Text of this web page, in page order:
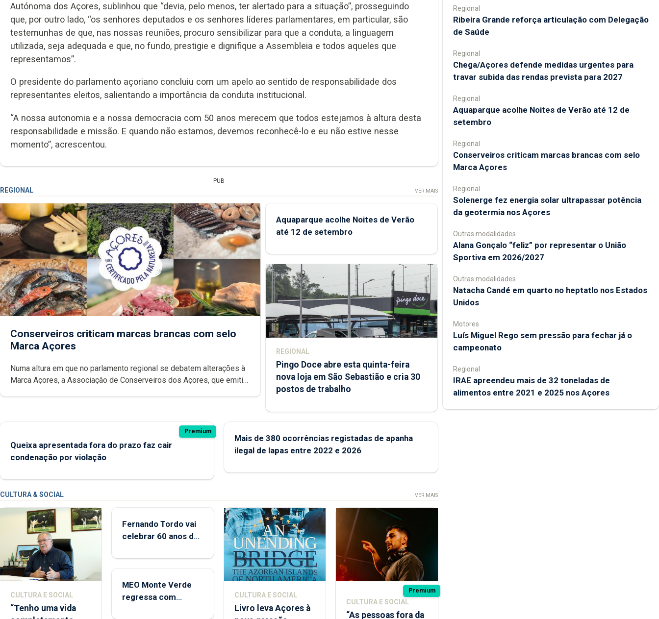
Autónoma dos Açores, sublinhou que “devia, pelo menos, ter alertado para a situação”, prosseguindo
que, por outro lado, “os senhores deputados e os senhores líderes parlamentares, em particular, são
testemunhas de que, nas nossas reuniões, procuro sensibilizar para que a conduta, a linguagem
utilizada, seja adequada e que, no fundo, prestigie e dignifique a Assembleia e todos aqueles que
representamos”.
O presidente do parlamento açoriano concluiu com um apelo ao sentido de responsabilidade dos
representantes eleitos, salientando a importância da conduta institucional.
“A nossa autonomia e a nossa democracia com 50 anos merecem que todos estejamos à altura desta
responsabilidade e missão. E quando não estamos, devemos reconhecê-lo e eu não estive nesse
momento”, acrescentou.
PUB
REGIONAL VER MAIS
Conserveiros criticam marcas brancas com selo
Marca Açores
Numa altura em que no parlamento regional se debatem alterações à
Marca Açores, a Associação de Conserveiros dos Açores, que emitiu
Aquaparque acolhe Noites de Verão
até 12 de setembro
REGIONAL
Pingo Doce abre esta quinta-feira
nova loja em São Sebastião e cria 30
postos de trabalho
Premium
Queixa apresentada fora do prazo faz cair
condenação por violação
Mais de 380 ocorrências registadas de apanha
ilegal de lapas entre 2022 e 2026
CULTURA & SOCIAL VER MAIS
CULTURA E SOCIAL
“Tenho uma vida
Fernando Tordo vai
celebrar 60 anos de
Micaelense
MEO Monte Verde
regressa com
CULTURA E SOCIAL
Livro leva Açores à
Premium
CULTURA E SOCIAL
“As pessoas fora da
Regional
Ribeira Grande reforça articulação com Delegação
de Saúde
Regional
Chega/Açores defende medidas urgentes para
travar subida das rendas prevista para 2027
Regional
Aquaparque acolhe Noites de Verão até 12 de
setembro
Regional
Conserveiros criticam marcas brancas com selo
Marca Açores
Regional
Solenerge fez energia solar ultrapassar potência
da geotermia nos Açores
Outras modalidades
Alana Gonçalo “feliz” por representar o União
Sportiva em 2026/2027
Outras modalidades
Natacha Candé em quarto no heptatlo nos Estados
Unidos
Motores
Luís Miguel Rego sem pressão para fechar já o
campeonato
Regional
IRAE apreendeu mais de 32 toneladas de
alimentos entre 2021 e 2025 nos Açores